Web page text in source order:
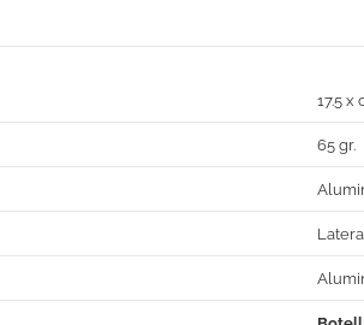
17.5
65 gr.